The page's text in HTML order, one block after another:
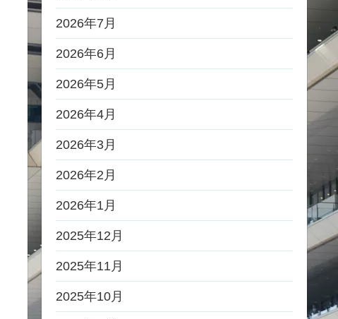
2026年7月
2026年6月
2026年5月
2026年4月
2026年3月
2026年2月
2026年1月
2025年12月
2025年11月
2025年10月